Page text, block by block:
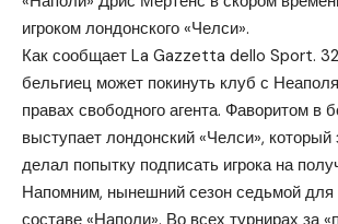
игроком лондонского «Челси».
Как сообщает La Gazzetta dello Sport.
бельгиец может покинуть клуб с
правах свободного агента. Фаворитом в
выступает лондонский «Челси»,
делал попытку подписать игрока на
Напомним, нынешний сезон седьмой
составе «Наполи». Во всех турнирах за